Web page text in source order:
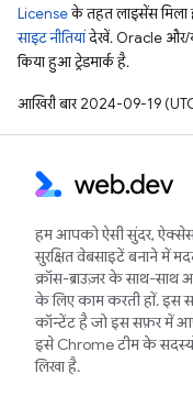
Licenseके तहत लाइसेंस मिला
साइट नीतियांदेखें. Oracle और/
किया हुआ ट्रेडमार्क है.
आखिरी बार 2024-09-19
हम आपको ऐसी सुंदर,
सुरक्षित वेबसाइटें बनाने में
क्रॉस-ब्राउज़र के साथ-
के लिए काम करती हों. इस
कॉन्टेंट है जो इस सफ़र में
इसे Chrome टीम के सदस्यों
लिखा है.